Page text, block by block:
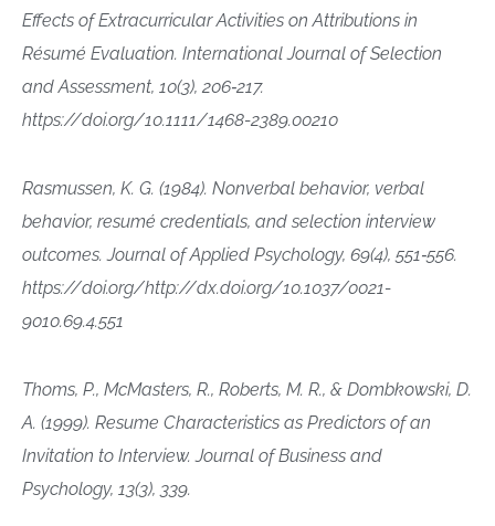
Effects of Extracurricular Activities on Attributions in
Résumé Evaluation. International Journal of Selection
and Assessment, 10(3), 206‑217.
https://doi.org/10.1111/1468-2389.00210
Rasmussen, K. G. (1984). Nonverbal behavior, verbal
behavior, resumé credentials, and selection interview
outcomes. Journal of Applied Psychology, 69(4), 551‑556.
https://doi.org/http://dx.doi.org/10.1037/0021-
9010.69.4.551
Thoms, P., McMasters, R., Roberts, M. R., & Dombkowski, D.
A. (1999). Resume Characteristics as Predictors of an
Invitation to Interview. Journal of Business and
Psychology, 13(3), 339.